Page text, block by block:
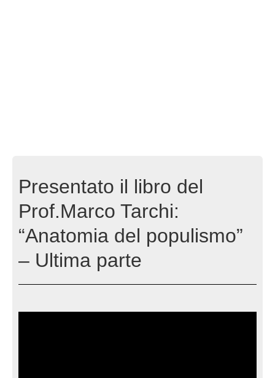
Presentato il libro del
Prof.Marco Tarchi:
“Anatomia del populismo”
– Ultima parte